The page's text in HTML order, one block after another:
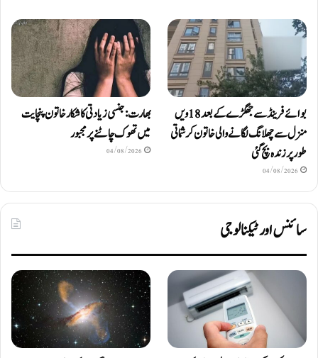
بوائے فرینڈ سے جھگڑے کے بعد 18 ویں
منزل سے چھلانگ لگانے والی خاتون کرشماتی
طور پر زندہ بچ گئی
04/08/2026
بھارت: جنسی زیادتی کا شکار خاتون پنچایت
میں تھوک چاٹنے پر مجبور
04/08/2026
سائنس اور ٹیکنالوجی